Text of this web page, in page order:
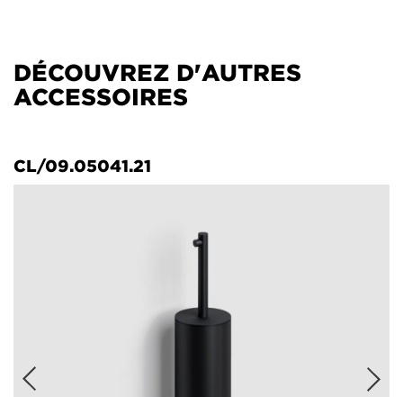
DÉCOUVREZ D'AUTRES
ACCESSOIRES
CL/09.05041.21